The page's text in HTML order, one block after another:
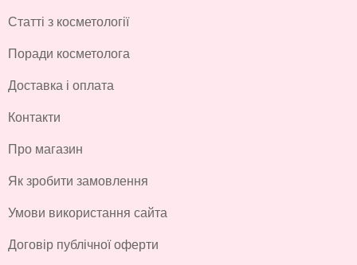
Статті з косметології
Поради косметолога
Доставка і оплата
Контакти
Про магазин
Як зробити замовлення
Умови використання сайта
Договір публічної оферти